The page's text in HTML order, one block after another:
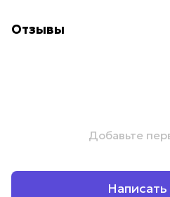
Отзывы
Добавьте